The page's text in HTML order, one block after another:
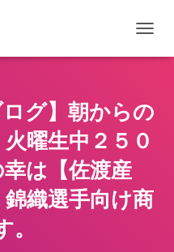
ログ】朝からの
曜生中２５０
幸は【佐渡産
織選手向け商
。